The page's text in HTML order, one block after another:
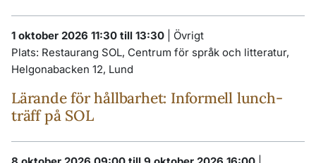
1 oktober 2026 11:30 till 13:30
Övrigt
Plats: Restaurang SOL, Centrum för språk och litteratur,
Helgonabacken 12, Lund
Lärande för hållbarhet: Informell lunch-
träff på SOL